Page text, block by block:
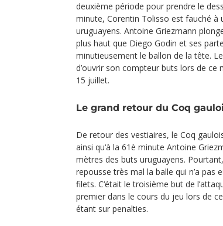
deuxième période pour prendre le
minute, Corentin Tolisso est fauché à
uruguayens. Antoine Griezmann
plus haut que Diego Godin et ses
minutieusement le ballon de la tête.
d’ouvrir son compteur buts lors de ce
15 juillet.
Le grand retour du Coq
De retour des vestiaires, le Coq
ainsi qu‘à la 61è minute Antoine
mètres des buts uruguayens.
repousse très mal la balle qui n’a pas
filets. C‘était le troisième but de
premier dans le cours du jeu lors de
étant sur penalties.